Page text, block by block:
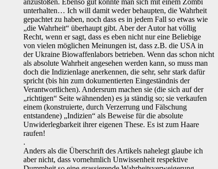
anzustoßen. Ebenso gut könnte man sich mit einem Zombi
unterhalten… Ich will damit weder behaupten, die Wahrheit
gepachtet zu haben, noch dass es in jedem Fall so etwas wie
„die Wahrheit“ überhaupt gibt. Aber der Autor hat völlig
Recht, wenn er sagt, dass es eben nicht nur eine Beliebige
von vielen möglichen Meinungen ist, dass z.B. die USA in
der Ukraine Biowaffenlabors betrieben. Wenn das schon nicht
als absolute Wahrheit angesehen werden kann, so muss man
doch die Indizienlage anerkennen, die sehr, sehr stark dafür
spricht (bis hin zum dokumentierten Eingeständnis der
Verantwortlichen). Andersrum machen sie (die sich auf der
„richtigen“ Seite wähnenden) es ja ständig so; sie verkaufen
einem (konstruierte, durch Verzerrung und Fälschung
entstandene) „Indizien“ als Beweise für die absolute
Unwiderlegbarkeit ihrer eigenen These. Es ist zum Haare
raufen!
.
Anders als die Überschrift des Artikels nahelegt glaube ich
aber nicht, dass vornehmlich Unwissenheit respektive